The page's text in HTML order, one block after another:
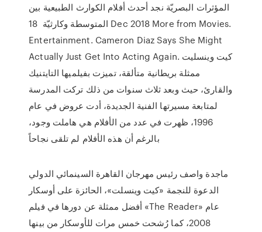
المؤثرات البصريّة نجد أحدث أفلام الكوارث الطبيعية بين
المتوسطة وكارثيّة 18 Dec 2018 More from Movies.
Entertainment. Cameron Diaz Says She Might
Actually Just Get Into Acting Again. كيت وينسليت
ممثلة بريطانية متألقة، تميزت بفيلميها التايتنيك
والقارئ، حيث وبعد ثلاث سنوات من ذلك تركت المدرسة
لمتابعة مسيرتها الفنية الجديدة، أدت عروض في عام
1996، ظهرت في عدد من الأفلام هي هاملت وجود،
ماجدة واصف رئيس مهرجان القاهرة السينمائي الدولي
الدعوة للنجمة «كيت وينسلت»، الحائزة على أوسكار
أفضل ممثلة عن دورها في فيلم «The Reader» عام
2008، كما رُشحت خمس مرات للأوسكار من بينها